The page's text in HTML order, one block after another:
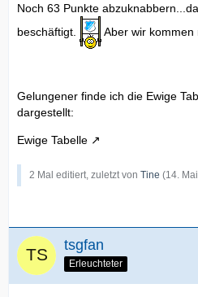
Noch 63 Punkte
beschäftigt.
Aber wir kommen
Gelungener finde ich die Ewige
dargestellt:
Ewige Tabelle
2 Mal editiert, zuletzt von Tine (14.
tsgfan
Erleuchteter